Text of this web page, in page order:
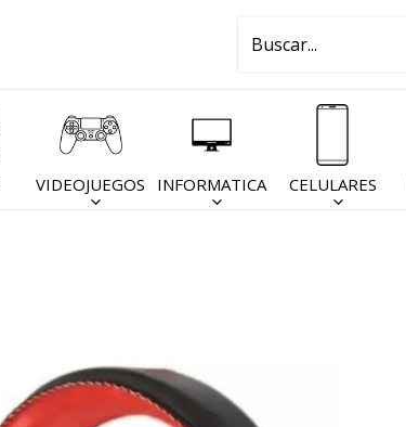
por:
VIDEOJUEGOS INFORMATICA CELULARES